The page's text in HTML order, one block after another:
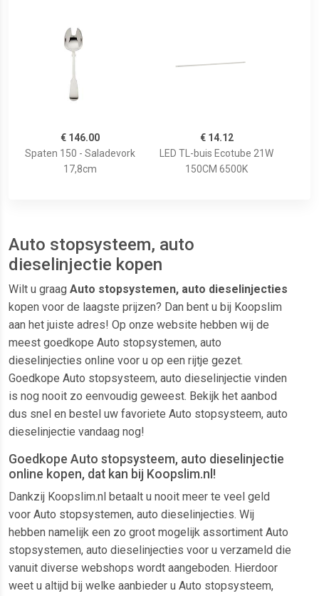
€ 146.00
Spaten 150 - Saladevork
17,8cm
€ 14.12
LED TL-buis Ecotube 21W
150CM 6500K
Auto stopsysteem, auto
dieselinjectie kopen
Wilt u graag Auto stopsystemen, auto dieselinjecties
kopen voor de laagste prijzen? Dan bent u bij Koopslim
aan het juiste adres! Op onze website hebben wij de
meest goedkope Auto stopsystemen, auto
dieselinjecties online voor u op een rijtje gezet.
Goedkope Auto stopsysteem, auto dieselinjectie vinden
is nog nooit zo eenvoudig geweest. Bekijk het aanbod
dus snel en bestel uw favoriete Auto stopsysteem, auto
dieselinjectie vandaag nog!
Goedkope Auto stopsysteem, auto dieselinjectie
online kopen, dat kan bij Koopslim.nl!
Dankzij Koopslim.nl betaalt u nooit meer te veel geld
voor Auto stopsystemen, auto dieselinjecties. Wij
hebben namelijk een zo groot mogelijk assortiment Auto
stopsystemen, auto dieselinjecties voor u verzameld die
vanuit diverse webshops wordt aangeboden. Hierdoor
weet u altijd bij welke aanbieder u Auto stopsysteem,